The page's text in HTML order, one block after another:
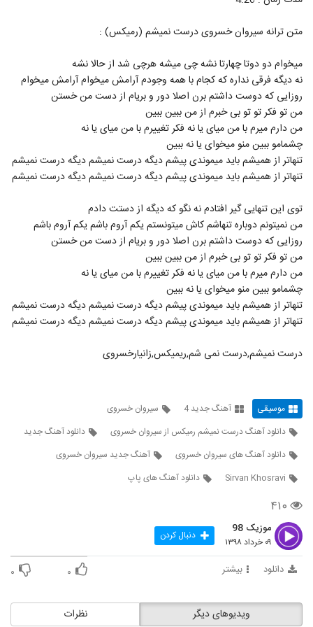
3640
3641
موزیک زیبای یاد از علیرضا ابراهیمی
3642
دانلود آهنگ پیام شیرزاد دیوونه بی قرار
۳۰۵ بازدید
3643
دانلود آهنگ جدید و زیبای ادریس قجاوند با
نام حس مبهم
۳۲۹ بازدید
3644
دانلود آهنگ نیام یو کی سر به زیر
۲۴۴ بازدید
دانلود آهنگ جدید و زیبای سامان خسروی با
نام قرار بود بمونی
۲۸۰ بازدید
دانلود آهنگ آرمین وطنیان ستاره ی من
حسین توکلی آهنگ عاشقانه بیا
3649
موزیک زیبای دیر اومدی از رضا قراگوزلو
موزیک زیبای صدایت میزنم از سعید جاوید
۳۰۴ بازدید
(به همراه مهتاب سرداری)
متن ترانه سیروان خسروی درست نمیشم (رمیکس) :
میخوام دو دوتا چهارتا نشه چی میشه هرچی شد از حالا نشه
نه دیگه فرقی نداره که کجام با همه وجودم آرامش میخوام آرامش میخوام
روزایی که دوست داشتم برن اصلا دور و بریام از دست من خستن
من تو فکر تو تو بی خبرم از من ببین ببین
من دارم میرم با من میای یا نه فکر تغییرم با من میای یا نه
چشمامو ببین منو میخوای یا نه ببین
تنهاتر از همیشم باید میموندی پیشم دیگه درست نمیشم دیگه درست نمیشم
تنهاتر از همیشم باید میموندی پیشم دیگه درست نمیشم دیگه درست نمیشم
توی این تنهایی گیر افتادم نه نگو که دیگه از دستت دادم
من نمیتونم دوباره تنهاشم کاش میتونستم یکم آروم باشم یکم آروم باشم
روزایی که دوست داشتم برن اصلا دور و بریام از دست من خستن
من تو فکر تو تو بی خبرم از من ببین ببین
من دارم میرم با من میای یا نه فکر تغییرم با من میای یا نه
چشمامو ببین منو میخوای یا نه ببین
تنهاتر از همیشم باید میموندی پیشم دیگه درست نمیشم دیگه درست نمیشم
تنهاتر از همیشم باید میموندی پیشم دیگه درست نمیشم دیگه درست نمیشم
درست نمیشم,درست نمی شم,ریمیکس,زانیارخسروی
موسیقی آهنگ جدید 4
سیروان خسروی
دانلود آهنگ درست نمیشم رمیکس از سیروان خسروی
دانلود آهنگ جدید
دانلود آهنگ های سیروان خسروی
آهنگ جدید سیروان خسروی
Sirvan Khosravi
دانلود آهنگ های پاپ
۴۱۰
موزیک 98
۰۹ خرداد ۱۳۹۸ دنبال کردن
دانلود بیشتر ۰ ۰
نظرات ویدیوهای دیگر